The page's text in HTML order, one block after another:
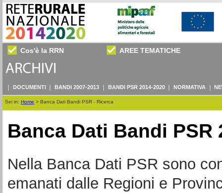
Cos'è la RRN AREE TEMATICHE
DOCUMENTI BANDI 2007-2013 BANDI PSR 2014-2020 NORMATIVA
Sei in: Home > Banca Dati Bandi PSR - Ricerca
Banca Dati Bandi PSR
Nella Banca Dati PSR sono
emanati dalle Regioni e